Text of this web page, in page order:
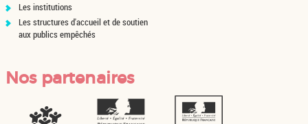
Les institutions
Les structures d'accueil et de soutien
aux publics empêchés
Nos partenaires